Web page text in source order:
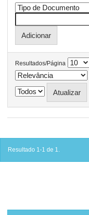
Resultados/Página
Resultado 1-1 de 1.